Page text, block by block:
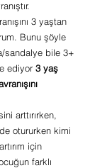
3 yaştan
Bunu şöyle
sandalye bile 3+
ediyor 3 yaş
arttırırken,
otururken kimi
için
farklı